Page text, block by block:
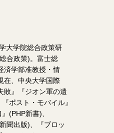
大学院総合政策研
合政策)。富士総
済学部准教授・情
在、中央大学国際
敗』『ジオン軍の遺
ポスト・モバイル』
(PHP新書)、
聞出版)、『ブロッ